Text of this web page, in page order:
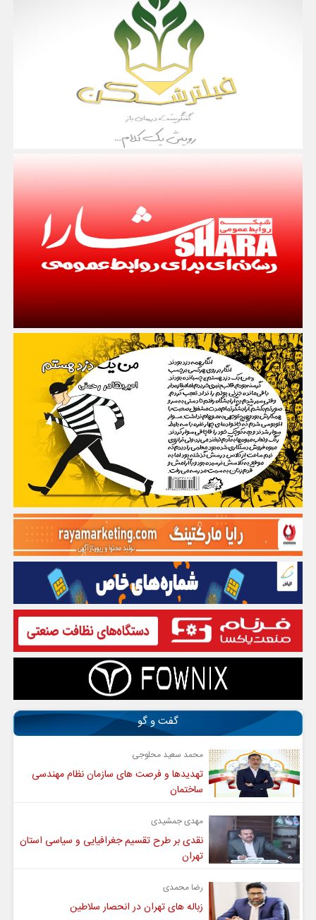
گفت و گو
محمد سعید محلوجی
تهدیدها و فرصت های سازمان نظام مهندسی
ساختمان
مهدی جمشیدی
نقدی بر طرح تقسیم جغرافیایی و سیاسی استان
تهران
رضا محمدی
زباله های تهران در انحصار سلاطین